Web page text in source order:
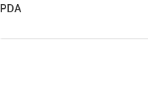
PDA